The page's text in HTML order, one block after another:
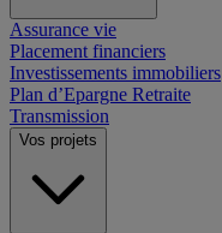
Assurance vie
Placement financiers
Investissements immobiliers
Plan d’Epargne Retraite
Transmission
Vos projets